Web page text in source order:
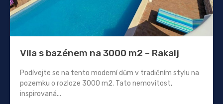
Vila s bazénem na 3000 m2 – Rakalj
Podívejte se na tento moderní dům v tradičním stylu na
pozemku o rozloze 3000 m2. Tato nemovitost,
inspirovaná...